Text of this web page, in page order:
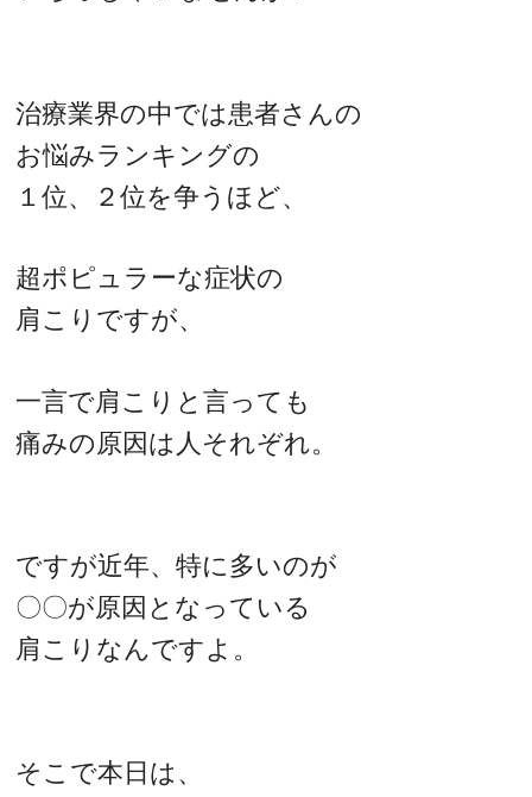
治療業界の中では患者さんの
お悩みランキングの
１位、２位を争うほど、
超ポピュラーな症状の
肩こりですが、
一言で肩こりと言っても
痛みの原因は人それぞれ。
ですが近年、特に多いのが
〇〇が原因となっている
肩こりなんですよ。
そこで本日は、